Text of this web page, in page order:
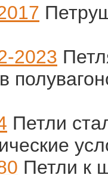
2023
Петли
Петли к